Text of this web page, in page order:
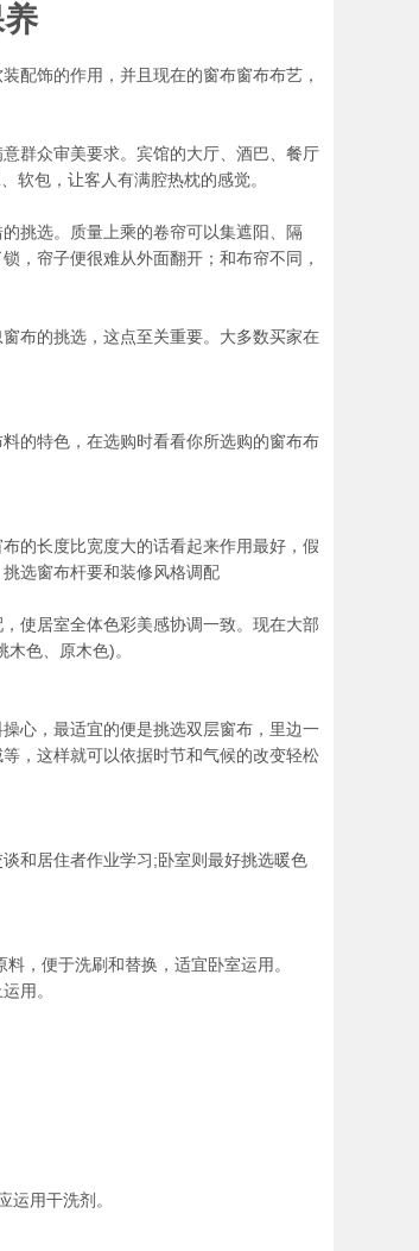
配饰的作用，并且现在的窗布窗布布艺，
群众审美要求。宾馆的大厅、酒巴、餐厅
软包，让客人有满腔热枕的感觉。
挑选。质量上乘的卷帘可以集遮阳、隔
，帘子便很难从外面翻开；和布帘不同，
布的挑选，这点至关重要。大多数买家在
的特色，在选购时看看你所选购的窗布布
的长度比宽度大的话看起来作用最好，假
选窗布杆要和装修风格调配
使居室全体色彩美感协调一致。现在大部
色、原木色)。
心，最适宜的便是挑选双层窗布，里边一
，这样就可以依据时节和气候的改变轻松
和居住者作业学习;卧室则最好挑选暖色
，便于洗刷和替换，适宜卧室运用。
用。
用干洗剂。